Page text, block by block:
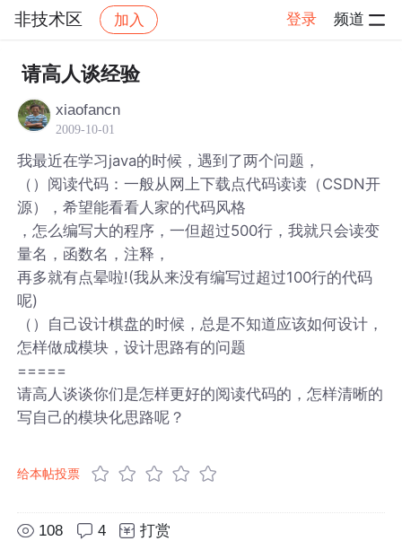
非技术区 加入 登录 频道
社区 非技术区
请高人谈经验
xiaofancn
2009-10-01
我最近在学习java的时候，遇到了两个问题，
（）阅读代码：一般从网上下载点代码读读（CSDN开
源），希望能看看人家的代码风格
，怎么编写大的程序，一但超过500行，我就只会读变
量名，函数名，注释，
再多就有点晕啦!(我从来没有编写过超过100行的代码
呢)
（）自己设计棋盘的时候，总是不知道应该如何设计，
怎样做成模块，设计思路有的问题
=====
请高人谈谈你们是怎样更好的阅读代码的，怎样清晰的
写自己的模块化思路呢？
给本帖投票
108 4 打赏